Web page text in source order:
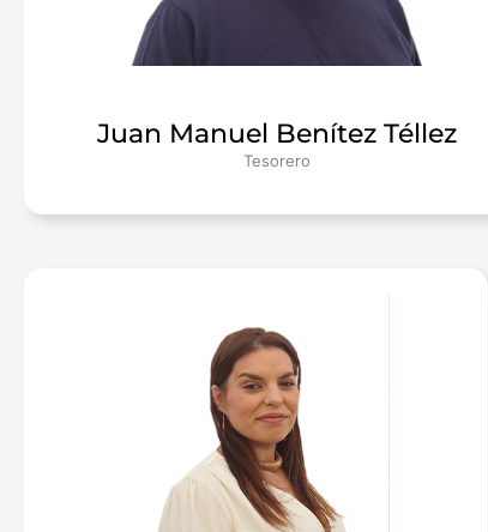
Juan Manuel Benítez Téllez
Tesorero